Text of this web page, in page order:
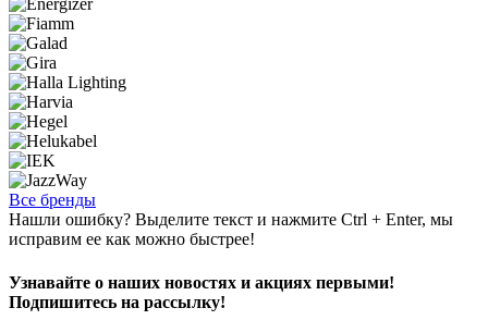
Все бренды
Нашли ошибку? Выделите текст и нажмите Ctrl + Enter, мы
исправим ее как можно быстрее!
Узнавайте о наших новостях и акциях первыми!
Подпишитесь на рассылку!